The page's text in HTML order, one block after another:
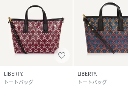
LIBERTY.
トートバッグ
LIBERTY.
トートバッグ